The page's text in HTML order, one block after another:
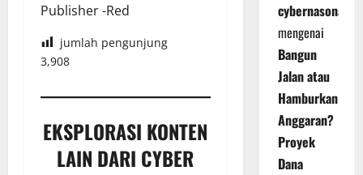
Publisher -Red
jumlah pengunjung
3,908
EKSPLORASI KONTEN
LAIN DARI CYBER
cybernasonal
mengenai
Bangun
Jalan atau
Hamburkan
Anggaran?
Proyek
Dana